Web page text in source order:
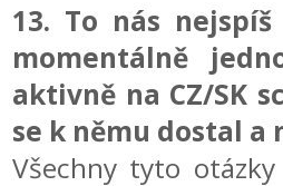
13. To nás
momentálně
aktivně na CZ/SK
se k němu dostal a
Všechny tyto